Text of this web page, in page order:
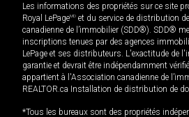
Les informations des propriétés sur ce site
Royal LePageMD et du service de distribution
canadienne de l’immobilier (SDD®). SDD®
inscriptions tenues par des agences
LePage et ses distributeurs. L'exactitude de
garantie et devrait être indépendamment
appartient à l'Association canadienne de
REALTOR.ca Installation de distribution de
*Tous les bureaux sont des propriétés